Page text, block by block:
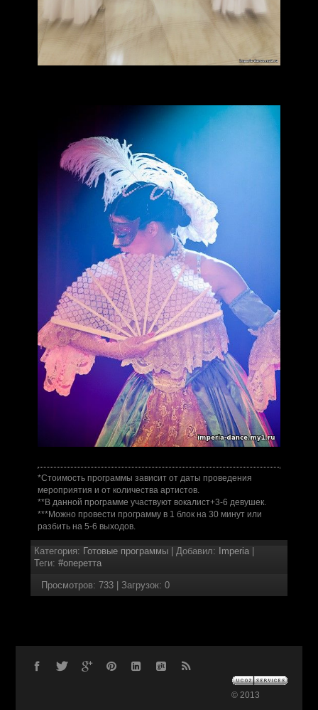
*Стоимость программы зависит от даты проведения
мероприятия и от количества артистов.
**В данной программе участвуют вокалист+3-6 девушек.
***Можно провести программу в 1 блок на 30 минут или
разбить на 5-6 выходов.
Категория: Готовые программы| Добавил: Imperia|
Теги: #оперетта
Просмотров: 733| Загрузок: 0
© 2013